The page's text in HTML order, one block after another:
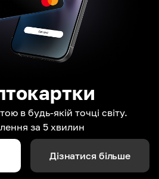
в будь-якій точці світу.
за 5 хвилин
Дізнатися більше